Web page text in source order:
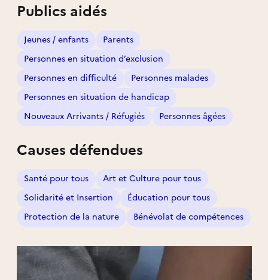
Nous sommes aussi présents sur de
nombreux forums, salons et événements
pour faire découvrir le bénévolat et donner
envie de s’impliquer !
Publics aidés
Jeunes / enfants
Parents
Personnes en situation d’exclusion
Personnes en difficulté
Personnes malades
Personnes en situation de handicap
Nouveaux Arrivants / Réfugiés
Personnes âgées
Causes défendues
Santé pour tous
Art et Culture pour tous
Solidarité et Insertion
Éducation pour tous
Protection de la nature
Bénévolat de compétences